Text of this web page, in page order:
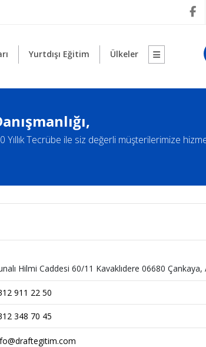
Yurtdışı Eğitim Ülkeler
Yıllık Tecrübe ile siz değerli müşterilerimize
Hilmi Caddesi 60/11 Kavaklıdere 06680 Çankaya,
911 22 50
348 70 45